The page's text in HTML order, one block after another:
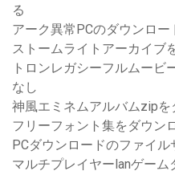
る
アーク異常PCのダウンロー
ストームライトアーカイブ
トロンレガシーフルムービ
なし
神風エミネムアルバムzipを
フリーフォント集をダウン
PCダウンロードのファイ
マルチプレイヤーlanゲーム